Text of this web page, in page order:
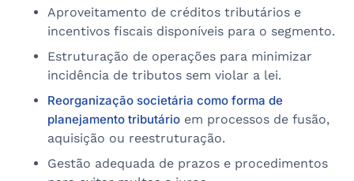
Aproveitamento de créditos tributários e
incentivos fiscais disponíveis para o segmento.
Estruturação de operações para minimizar
incidência de tributos sem violar a lei.
Reorganização societária como forma de
planejamento tributário em processos de fusão,
aquisição ou reestruturação.
Gestão adequada de prazos e procedimentos